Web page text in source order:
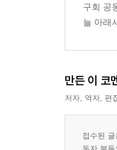
구회 공
늘 아래
만든 이 코
저자, 역자, 편
접수된